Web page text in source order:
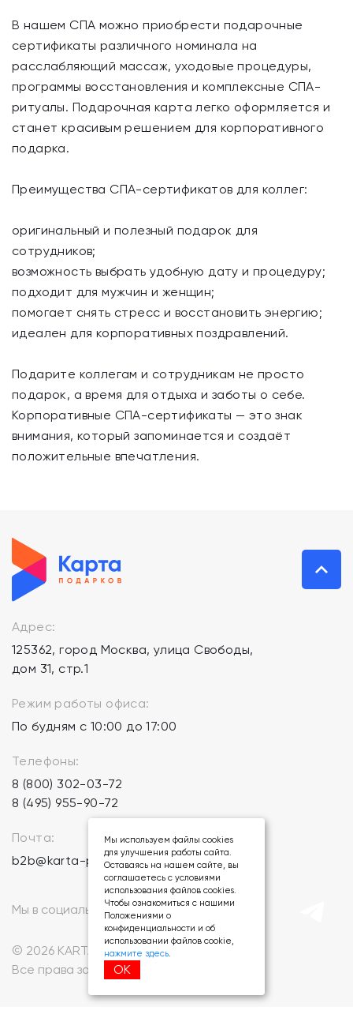
В нашем СПА можно приобрести подарочные
сертификаты различного номинала на
расслабляющий массаж, уходовые процедуры,
программы восстановления и комплексные СПА-
ритуалы. Подарочная карта легко оформляется и
станет красивым решением для корпоративного
подарка.
Преимущества СПА-сертификатов для коллег:
оригинальный и полезный подарок для
сотрудников;
возможность выбрать удобную дату и процедуру;
подходит для мужчин и женщин;
помогает снять стресс и восстановить энергию;
идеален для корпоративных поздравлений.
Подарите коллегам и сотрудникам не просто
подарок, а время для отдыха и заботы о себе.
Корпоративные СПА-сертификаты — это знак
внимания, который запоминается и создаёт
положительные впечатления.
Адрес:
125362, город Москва, улица Свободы,
дом 31, стр.1
Режим работы офиса:
По будням с 10:00 до 17:00
Телефоны:
8 (800) 302-03-72
8 (495) 955-90-72
Почта:
b2b@karta-podarkov.ru
© 2026 KARTA-PODARKOV.RU.
Все права защищены.
Мы в социальных сетях:
Мы используем файлы cookies
для улучшения работы сайта.
Оставаясь на нашем сайте, вы
соглашаетесь с условиями
использования файлов cookies.
Чтобы ознакомиться с нашими
Положениями о
конфиденциальности и об
использовании файлов cookie,
нажмите здесь.
ОК